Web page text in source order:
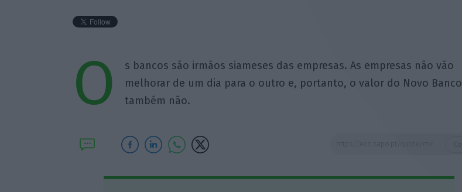
O
s bancos são irmãos siameses das empresas. As empresas não vão
melhorar de um dia para o outro e, portanto, o valor do Novo Banco
também não.